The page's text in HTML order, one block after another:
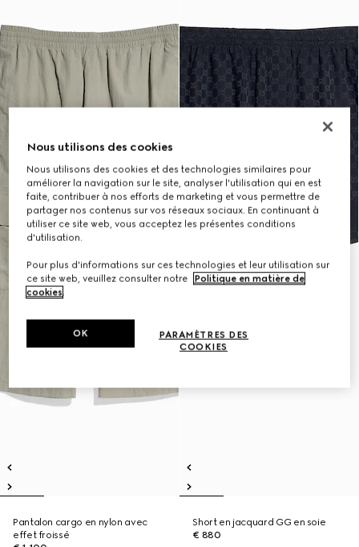
Pantalon cargo en nylon avec
effet froissé
Short en jacquard GG en soie
€ 880
Nous utilisons des cookies
Nous utilisons des cookies et des technologies similaires pour
améliorer la navigation sur le site, analyser l'utilisation qui en est
faite, contribuer à nos efforts de marketing et vous permettre de
partager nos contenus sur vos réseaux sociaux. En continuant à
utiliser ce site web, vous acceptez les présentes conditions
d'utilisation.
Pour plus d'informations sur ces technologies et leur utilisation sur
ce site web, veuillez consulter notre
Politique en matière de
cookies.
PARAMÈTRES DES
COOKIES
OK